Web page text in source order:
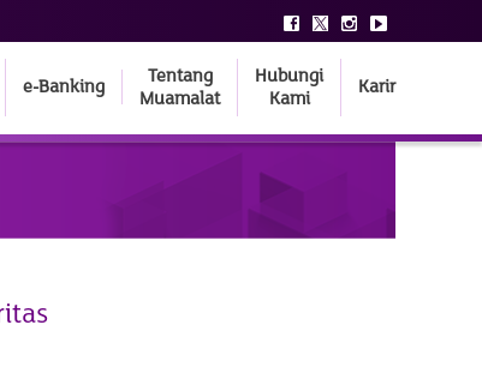
e-Banking
Tentang
Muamalat
Hubungi
Kami
Karir